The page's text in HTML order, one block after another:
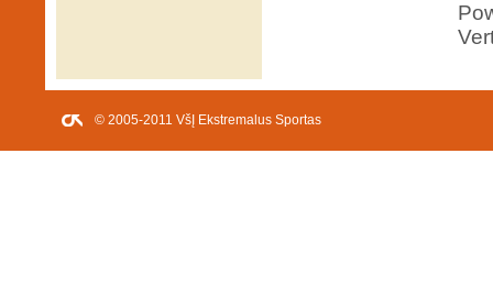
© 2005-2011 VšĮ Ekstremalus Sportas